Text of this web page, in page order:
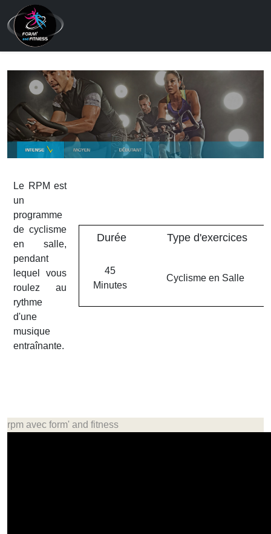
Le RPM est
un
programme
de cyclisme
en salle,
pendant
lequel vous
roulez au
rythme
d'une
musique
entraînante.
Durée Type d'exercices
45
Minutes
Cyclisme en Salle
rpm avec form' and fitness